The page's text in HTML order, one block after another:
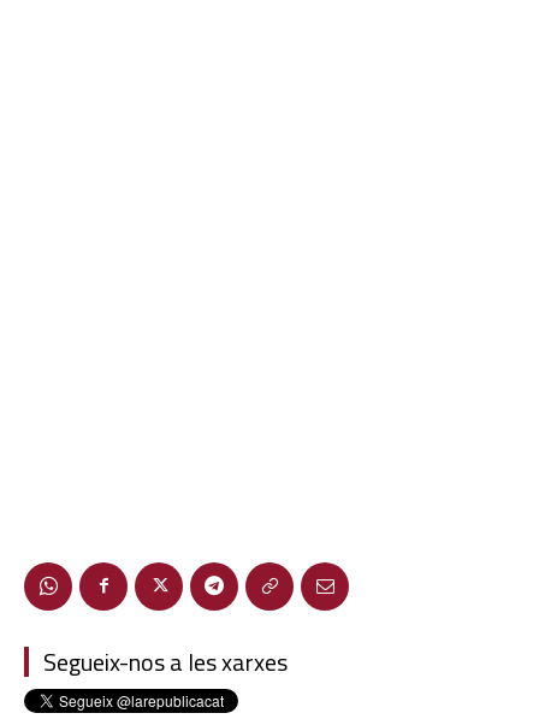
Segueix-nos a les xarxes